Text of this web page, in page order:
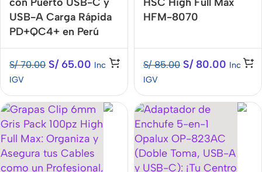
USB-A Carga Rápida
PD+QC4+ en Perú
S/70.00 S/65.00 Inc
IGV
HFM-8070
S/85.00 S/80.00 Inc
IGV